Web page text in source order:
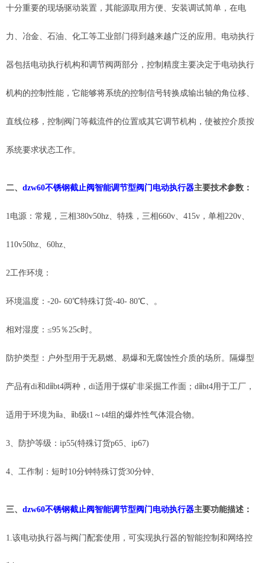
十分重要的现场驱动装置，其能源取用方便、安装调试简单，在电
力、冶金、石油、化工等工业部门得到越来越广泛的应用。电动执行
器包括电动执行机构和调节阀两部分，控制精度主要决定于电动执行
机构的控制性能，它能够将系统的控制信号转换成输出轴的角位移、
直线位移，控制阀门等截流件的位置或其它调节机构，使被控介质按
系统要求状态工作。
二、 dzw60不锈钢截止阀智能调节型阀门电动执行器主要技术参数：
1电源：常规，三相380v50hz、特殊，三相660v、415v，单相220v、
110v50hz、60hz、
2工作环境：
环境温度： -20- 60℃特殊订货-40- 80℃、。
相对湿度： ≤95％25c时。
防护类型：户外型用于无易燃、易爆和无腐蚀性介质的场所。隔爆型
产品有di和dⅱbt4两种，di适用于煤矿非采掘工作面；dⅱbt4用于工厂，
适用于环境为ⅱa、ⅱb级t1～t4组的爆炸性气体混合物。
3、防护等级：ip55(特殊订货p65、ip67)
4、工作制：短时10分钟特殊订货30分钟、
三、 dzw60不锈钢截止阀智能调节型阀门电动执行器主要功能描述：
1.该电动执行器与阀门配套使用，可实现执行器的智能控制和网络控